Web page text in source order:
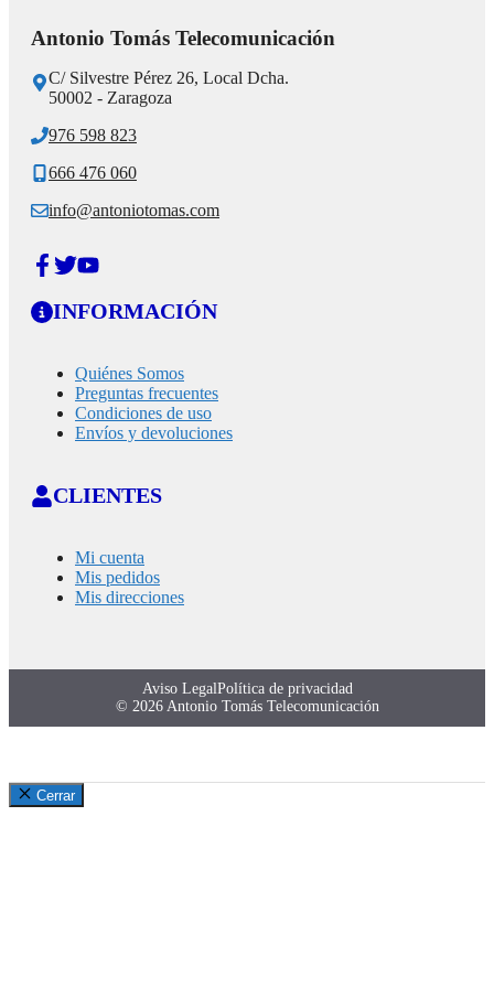
Antonio Tomás Telecomunicación
C/ Silvestre Pérez 26, Local Dcha.
50002 - Zaragoza
976 598 823
666 476 060
info@antoniotomas.com
INFORMACIÓN
Quiénes Somos
Preguntas frecuentes
Condiciones de uso
Envíos y devoluciones
CLIENTES
Mi cuenta
Mis pedidos
Mis direcciones
© 2026 Antonio Tomás Telecomunicación
Aviso LegalPolítica de privacidad
Cerrar